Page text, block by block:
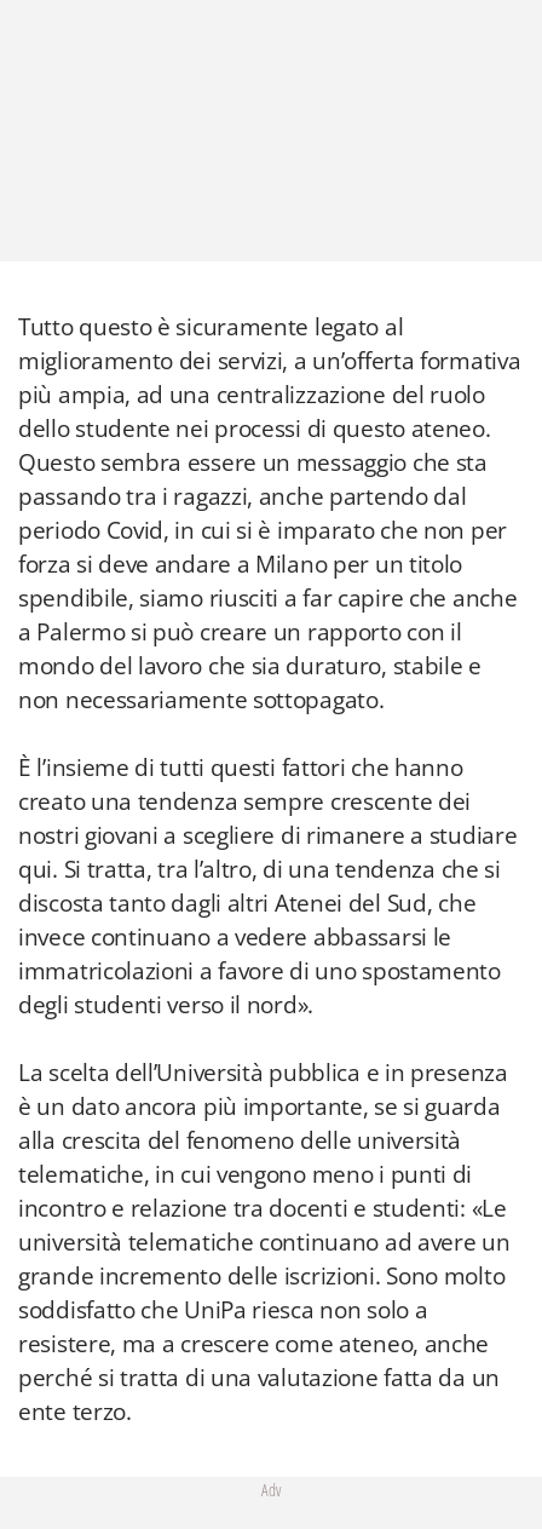
Tutto questo è sicuramente legato al
miglioramento dei servizi, a un’offerta formativa
più ampia, ad una centralizzazione del ruolo
dello studente nei processi di questo ateneo.
Questo sembra essere un messaggio che sta
passando tra i ragazzi, anche partendo dal
periodo Covid, in cui si è imparato che non per
forza si deve andare a Milano per un titolo
spendibile, siamo riusciti a far capire che anche
a Palermo si può creare un rapporto con il
mondo del lavoro che sia duraturo, stabile e
non necessariamente sottopagato.
È l’insieme di tutti questi fattori che hanno
creato una tendenza sempre crescente dei
nostri giovani a scegliere di rimanere a studiare
qui. Si tratta, tra l’altro, di una tendenza che si
discosta tanto dagli altri Atenei del Sud, che
invece continuano a vedere abbassarsi le
immatricolazioni a favore di uno spostamento
degli studenti verso il nord».
La scelta dell’Università pubblica e in presenza
è un dato ancora più importante, se si guarda
alla crescita del fenomeno delle università
telematiche, in cui vengono meno i punti di
incontro e relazione tra docenti e studenti: «Le
università telematiche continuano ad avere un
grande incremento delle iscrizioni. Sono molto
soddisfatto che UniPa riesca non solo a
resistere, ma a crescere come ateneo, anche
perché si tratta di una valutazione fatta da un
ente terzo.
Adv